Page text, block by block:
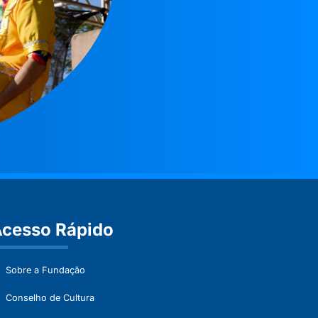
Rápido
Sobre a Fundação
Conselho de Cultura